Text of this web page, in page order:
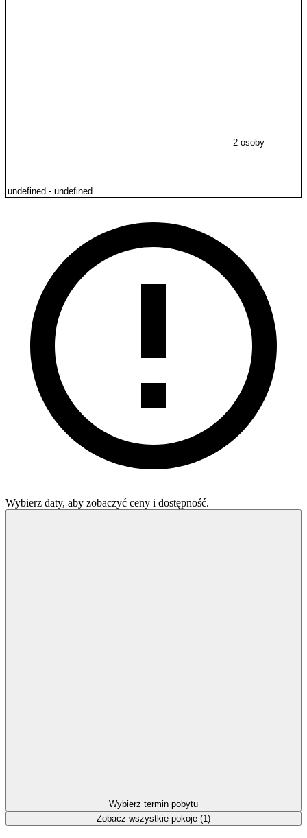
2 osoby
Wybierz daty, aby zobaczyć ceny i dostępność.
Wybierz termin pobytu
Zobacz wszystkie pokoje (1)